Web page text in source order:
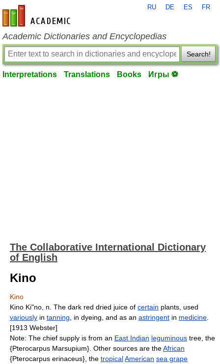
en-academic.com
RU DE ES FR
Academic Dictionaries and Encyclopedias
Search!
Interpretations Translations Books Игры ⚽
The Collaborative International Dictionary
of English
Kino
Kino
Kino Ki"no, n. The dark red dried juice of certain plants, used
variously in tanning , in dyeing, and as an astringent in medicine
[1913 Webster]
Note: The chief supply is from an East Indian leguminous tree, the
{Pterocarpus Marsupium}. Other sources are theAfrican
{Pterocarpus erinaceus}, the tropicalAmerican sea grape